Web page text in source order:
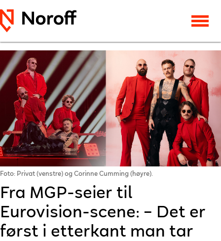
Foto: Privat (venstre) og Corinne Cumming (høyre).
Fra MGP-seier til
Eurovision-scene: – Det er
først i etterkant man tar